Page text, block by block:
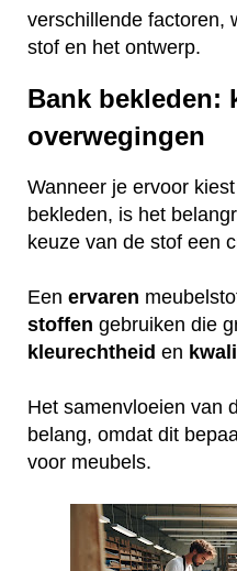
verschillende factoren,
stof en het ontwerp.
Bank bekleden:
overwegingen
Wanneer je ervoor
bekleden, is het
keuze van de stof een
Een ervaren
stoffen gebruiken die
kleurechtheid en
Het samenvloeien van
belang, omdat dit
voor meubels.